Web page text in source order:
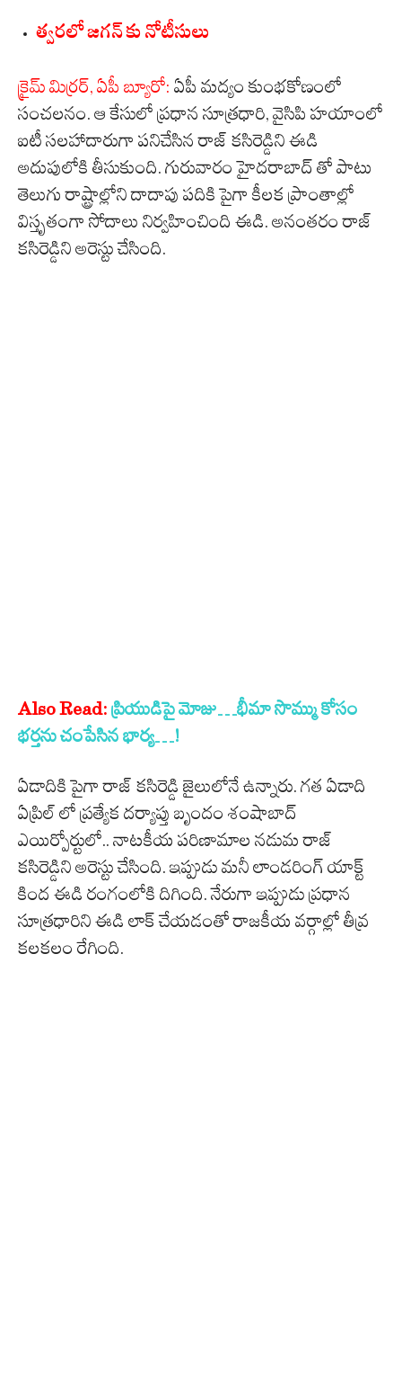
త్వరలో జగన్ కు నోటీసులు
క్రైమ్ మిర్రర్, ఏపీ బ్యూరో: ఏపీ మద్యం కుంభకోణంలో
సంచలనం. ఆ కేసులో ప్రధాన సూత్రధారి, వైసిపి హయాంలో
ఐటీ సలహాదారుగా పనిచేసిన రాజ్ కసిరెడ్డిని ఈడి
అదుపులోకి తీసుకుంది. గురువారం హైదరాబాద్ తో పాటు
తెలుగు రాష్ట్రాల్లోని దాదాపు పదికి పైగా కీలక ప్రాంతాల్లో
విస్తృతంగా సోదాలు నిర్వహించింది ఈడి. అనంతరం రాజ్
కసిరెడ్డిని అరెస్టు చేసింది.
Also Read: ప్రియుడిపై మోజు…భీమా సొమ్ము కోసం
భ‌ర్త‌ను చంపేసిన భార్య‌…!
ఏడాదికి పైగా రాజ్ కసిరెడ్డి జైలులోనే ఉన్నారు. గత ఏడాది
ఏప్రిల్ లో ప్రత్యేక దర్యాప్తు బృందం శంషాబాద్
ఎయిర్పోర్టులో.. నాటకీయ పరిణామాల నడుమ రాజ్
కసిరెడ్డిని అరెస్టు చేసింది. ఇప్పుడు మనీ లాండరింగ్ యాక్ట్
కింద ఈడి రంగంలోకి దిగింది. నేరుగా ఇప్పుడు ప్రధాన
సూత్రధారిని ఈడి లాక్ చేయడంతో రాజకీయ వర్గాల్లో తీవ్ర
కలకలం రేగింది.